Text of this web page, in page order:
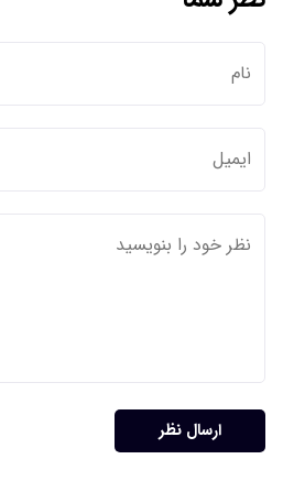
ارسال نظر